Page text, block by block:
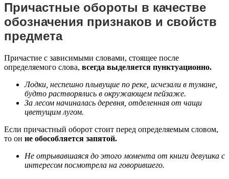
Причастные обороты в качестве
обозначения признаков и свойств
предмета
Причастие с зависимыми словами, стоящее после
определяемого слова, всегда выделяется пунктуационно.
Лодки, неспешно плывущие по реке, исчезали в тумане,
будто растворялись в окружающем пейзаже.
За лесом начиналась деревня, отделенная от чащи
цветущим лугом.
Если причастный оборот стоит перед определяемым словом,
то он не обособляется запятой.
Не отрывавшаяся до этого момента от книги девушка с
интересом посмотрела на говорившего.